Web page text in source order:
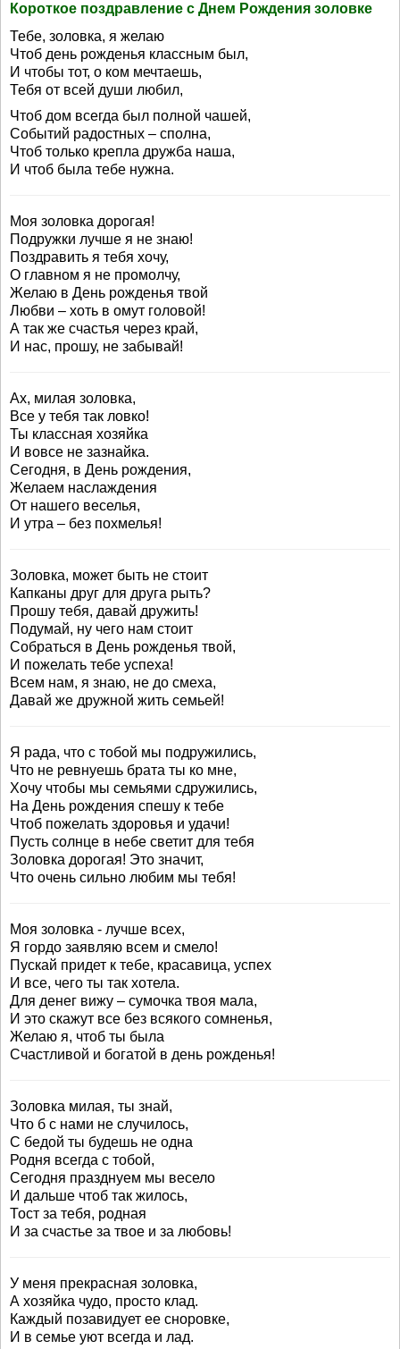
Короткое поздравление с Днем Рождения золовке
Тебе, золовка, я желаю
Чтоб день рожденья классным был,
И чтобы тот, о ком мечтаешь,
Тебя от всей души любил,
Чтоб дом всегда был полной чашей,
Событий радостных – сполна,
Чтоб только крепла дружба наша,
И чтоб была тебе нужна.
Моя золовка дорогая!
Подружки лучше я не знаю!
Поздравить я тебя хочу,
О главном я не промолчу,
Желаю в День рожденья твой
Любви – хоть в омут головой!
А так же счастья через край,
И нас, прошу, не забывай!
Ах, милая золовка,
Все у тебя так ловко!
Ты классная хозяйка
И вовсе не зазнайка.
Сегодня, в День рождения,
Желаем наслаждения
От нашего веселья,
И утра – без похмелья!
Золовка, может быть не стоит
Капканы друг для друга рыть?
Прошу тебя, давай дружить!
Подумай, ну чего нам стоит
Собраться в День рожденья твой,
И пожелать тебе успеха!
Всем нам, я знаю, не до смеха,
Давай же дружной жить семьей!
Я рада, что с тобой мы подружились,
Что не ревнуешь брата ты ко мне,
Хочу чтобы мы семьями сдружились,
На День рождения спешу к тебе
Чтоб пожелать здоровья и удачи!
Пусть солнце в небе светит для тебя
Золовка дорогая! Это значит,
Что очень сильно любим мы тебя!
Моя золовка - лучше всех,
Я гордо заявляю всем и смело!
Пускай придет к тебе, красавица, успех
И все, чего ты так хотела.
Для денег вижу – сумочка твоя мала,
И это скажут все без всякого сомненья,
Желаю я, чтоб ты была
Счастливой и богатой в день рожденья!
Золовка милая, ты знай,
Что б с нами не случилось,
С бедой ты будешь не одна
Родня всегда с тобой,
Сегодня празднуем мы весело
И дальше чтоб так жилось,
Тост за тебя, родная
И за счастье за твое и за любовь!
У меня прекрасная золовка,
А хозяйка чудо, просто клад.
Каждый позавидует ее сноровке,
И в семье уют всегда и лад.